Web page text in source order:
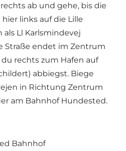
ab und gehe, bis die
links auf die Lille
als Ll Karlsmindevej
Straße endet im Zentrum
rechts zum Hafen auf
abbiegst. Biege
in Richtung Zentrum
am Bahnhof Hundested.
Bahnhof